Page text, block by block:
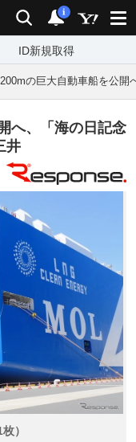
検索 通知
i
ID新規取得
の巨大自動車船を公
へ、「海の日記念
井
）